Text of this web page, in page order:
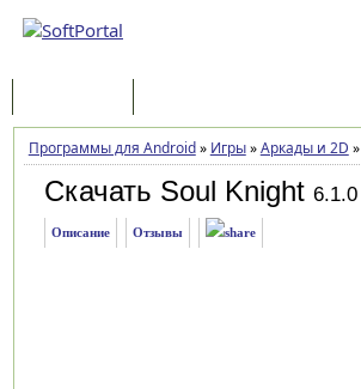
Программы для Android» Игры»Аркады и 2D »
Скачать Soul Knight 6.1.0
Описание Отзывы